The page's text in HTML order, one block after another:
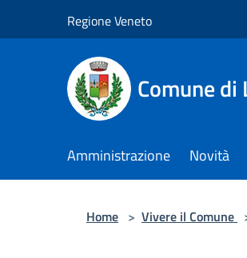
Regione Veneto
Comune di
Amministrazione Novità
Home > Vivere il Comune